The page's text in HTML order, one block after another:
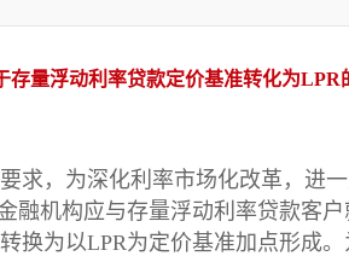
存量浮动利率贷款定价基准转化为LPR
求，为深化利率市场化改革，进
融机构应与存量浮动利率贷款客
换为以LPR为定价基准加点形成